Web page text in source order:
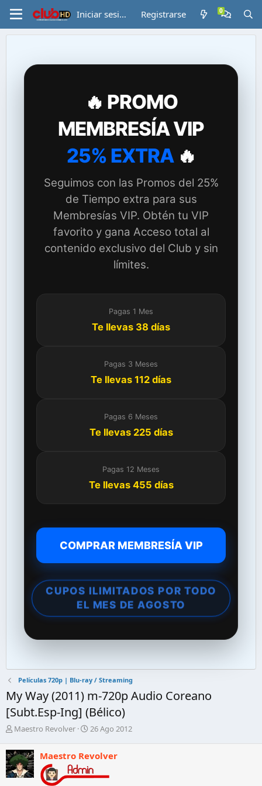
Iniciar sesión Registrarse
🔥 PROMO
MEMBRESÍA VIP
25% EXTRA🔥
Seguimos con las Promos del 25%
de Tiempo extra para sus
Membresías VIP. Obtén tu VIP
favorito y gana Acceso total al
contenido exclusivo del Club y sin
límites.
Pagas 1 Mes
Te llevas 38 días
Pagas 3 Meses
Te llevas 112 días
Pagas 6 Meses
Te llevas 225 días
Pagas 12 Meses
Te llevas 455 días
COMPRAR MEMBRESÍA VIP
CUPOS ILIMITADOS POR TODO
EL MES DE AGOSTO
Películas 720p | Blu-ray / Streaming
My Way (2011) m-720p Audio Coreano
[Subt.Esp-Ing] (Bélico)
A
t
o
r
d
Maestro Revolver
F
h
a
d
26 Ago 2012
Maestro Revolver